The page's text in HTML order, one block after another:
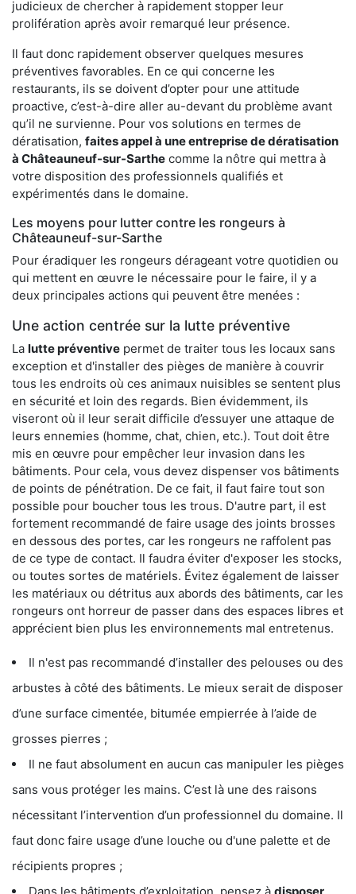
judicieux de chercher à rapidement stopper leur
prolifération après avoir remarqué leur présence.
Il faut donc rapidement observer quelques mesures
préventives favorables. En ce qui concerne les
restaurants, ils se doivent d’opter pour une attitude
proactive, c’est-à-dire aller au-devant du problème avant
qu’il ne survienne. Pour vos solutions en termes de
dératisation, faites appel à une entreprise de dératisation
à Châteauneuf-sur-Sarthe comme la nôtre qui mettra à
votre disposition des professionnels qualifiés et
expérimentés dans le domaine.
Les moyens pour lutter contre les rongeurs à
Châteauneuf-sur-Sarthe
Pour éradiquer les rongeurs dérageant votre quotidien ou
qui mettent en œuvre le nécessaire pour le faire, il y a
deux principales actions qui peuvent être menées :
Une action centrée sur la lutte préventive
La lutte préventive permet de traiter tous les locaux sans
exception et d'installer des pièges de manière à couvrir
tous les endroits où ces animaux nuisibles se sentent plus
en sécurité et loin des regards. Bien évidemment, ils
viseront où il leur serait difficile d’essuyer une attaque de
leurs ennemies (homme, chat, chien, etc.). Tout doit être
mis en œuvre pour empêcher leur invasion dans les
bâtiments. Pour cela, vous devez dispenser vos bâtiments
de points de pénétration. De ce fait, il faut faire tout son
possible pour boucher tous les trous. D'autre part, il est
fortement recommandé de faire usage des joints brosses
en dessous des portes, car les rongeurs ne raffolent pas
de ce type de contact. Il faudra éviter d'exposer les stocks,
ou toutes sortes de matériels. Évitez également de laisser
les matériaux ou détritus aux abords des bâtiments, car les
rongeurs ont horreur de passer dans des espaces libres et
apprécient bien plus les environnements mal entretenus.
Il n'est pas recommandé d’installer des pelouses ou des
arbustes à côté des bâtiments. Le mieux serait de disposer
d’une surface cimentée, bitumée empierrée à l’aide de
grosses pierres ;
Il ne faut absolument en aucun cas manipuler les pièges
sans vous protéger les mains. C’est là une des raisons
nécessitant l’intervention d’un professionnel du domaine. Il
faut donc faire usage d’une louche ou d'une palette et de
récipients propres ;